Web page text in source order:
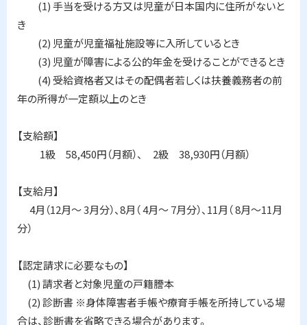
(1) 手当を受ける方又は児童が日本国内に住所がないと
き
(2) 児童が児童福祉施設等に入所しているとき
(3) 児童が障害による公的年金を受けることができるとき
(4) 受給資格者又はその配偶者若しくは扶養義務者の前
年の所得が一定額以上のとき
【支給額】
1級 58,450円（月額）、 2級 38,930円（月額）
【支給月】
4月（12月～ 3月分）、8月（ 4月～ 7月分）、11月（ 8月～11月
分）
【認定請求に必要なもの】
(1) 請求者と対象児童の戸籍謄本
(2) 診断書 ※身体障害者手帳や療育手帳を所持している場
合は、診断書を省略できる場合があります。